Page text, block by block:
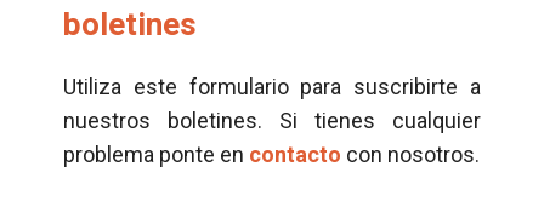
boletines
Utiliza este formulario para suscribirte a
nuestros boletines. Si tienes cualquier
problema ponte en contacto con nosotros.